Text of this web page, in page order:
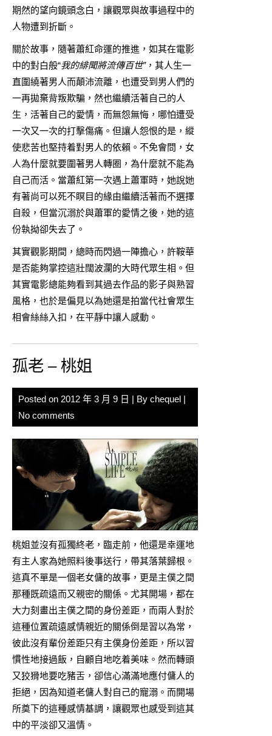
期然的望向鏡頭念白，讓觀眾與故事過程中的
人物遭到折斷。
關於故事，隨著蕭紅命運的推進，如其在電影
中的對白般“我的緋聞將流傳百世”，其人生一
直圍繞著男人而顛沛流離，也遭受到男人們的
一再拋棄背叛欺騙，然也繼續活著自己的人
生，活著自己的愛情，而無怨無悔，哪怕遭受
一次又一次的打擊傷痛。但讓人怨恨的是，縱
使悲苦也堅持着對男人的依賴。不免會問，女
人為什麼就要圍著男人轉圈，為什麼就不能為
自己而活。當蕭紅第一次遇上蕭軍時，她說她
有著尚可以死不瞑目的緣由繼續活著而不選擇
自殺，但當沉溺於與蕭軍的愛情之後，她的這
份執拗卻失去了。
其實觀影期間，總時而閃過一陣擔心，許鞍華
是否能夠掌控這壯闊波瀾的大時代眾生相。但
其實電影總能夠看到其過去作品的影子與熟習
風格，也於是偏見以為她還是拍當代社會眾生
相會絲絲入扣，在平靜中讓人感動。
孤老 – 桃姐
Posted on 2012 年 3 月 9 日 | By chequel
No comments
桃姐並沒有孤獨終老，臨走前，他還是幸運地
有主人家為她照料後事送行，帶其落葉歸根。
這真不單是一個老女傭的故事，更是主僕之間
那種既疏遠而又親密的關係。尤其開場，都在
大力刻畫出主僕之間的身份差距，而兩人對於
這種位置疏遠感情親近的關係倒是習以為常，
彼此沒有輩份差距只有主僕身份差距，所以習
慣性地接過飯，自顧自地吃着美味。然而轉頭
又狡猾地要吃豬舌，卻信心滿滿地應付傭人的
拒絕，因為知道老傭人對自己的寵溺。而開場
所奠下的這種感情基調，讓觀眾也感受到這其
中的平淡卻又溫情。